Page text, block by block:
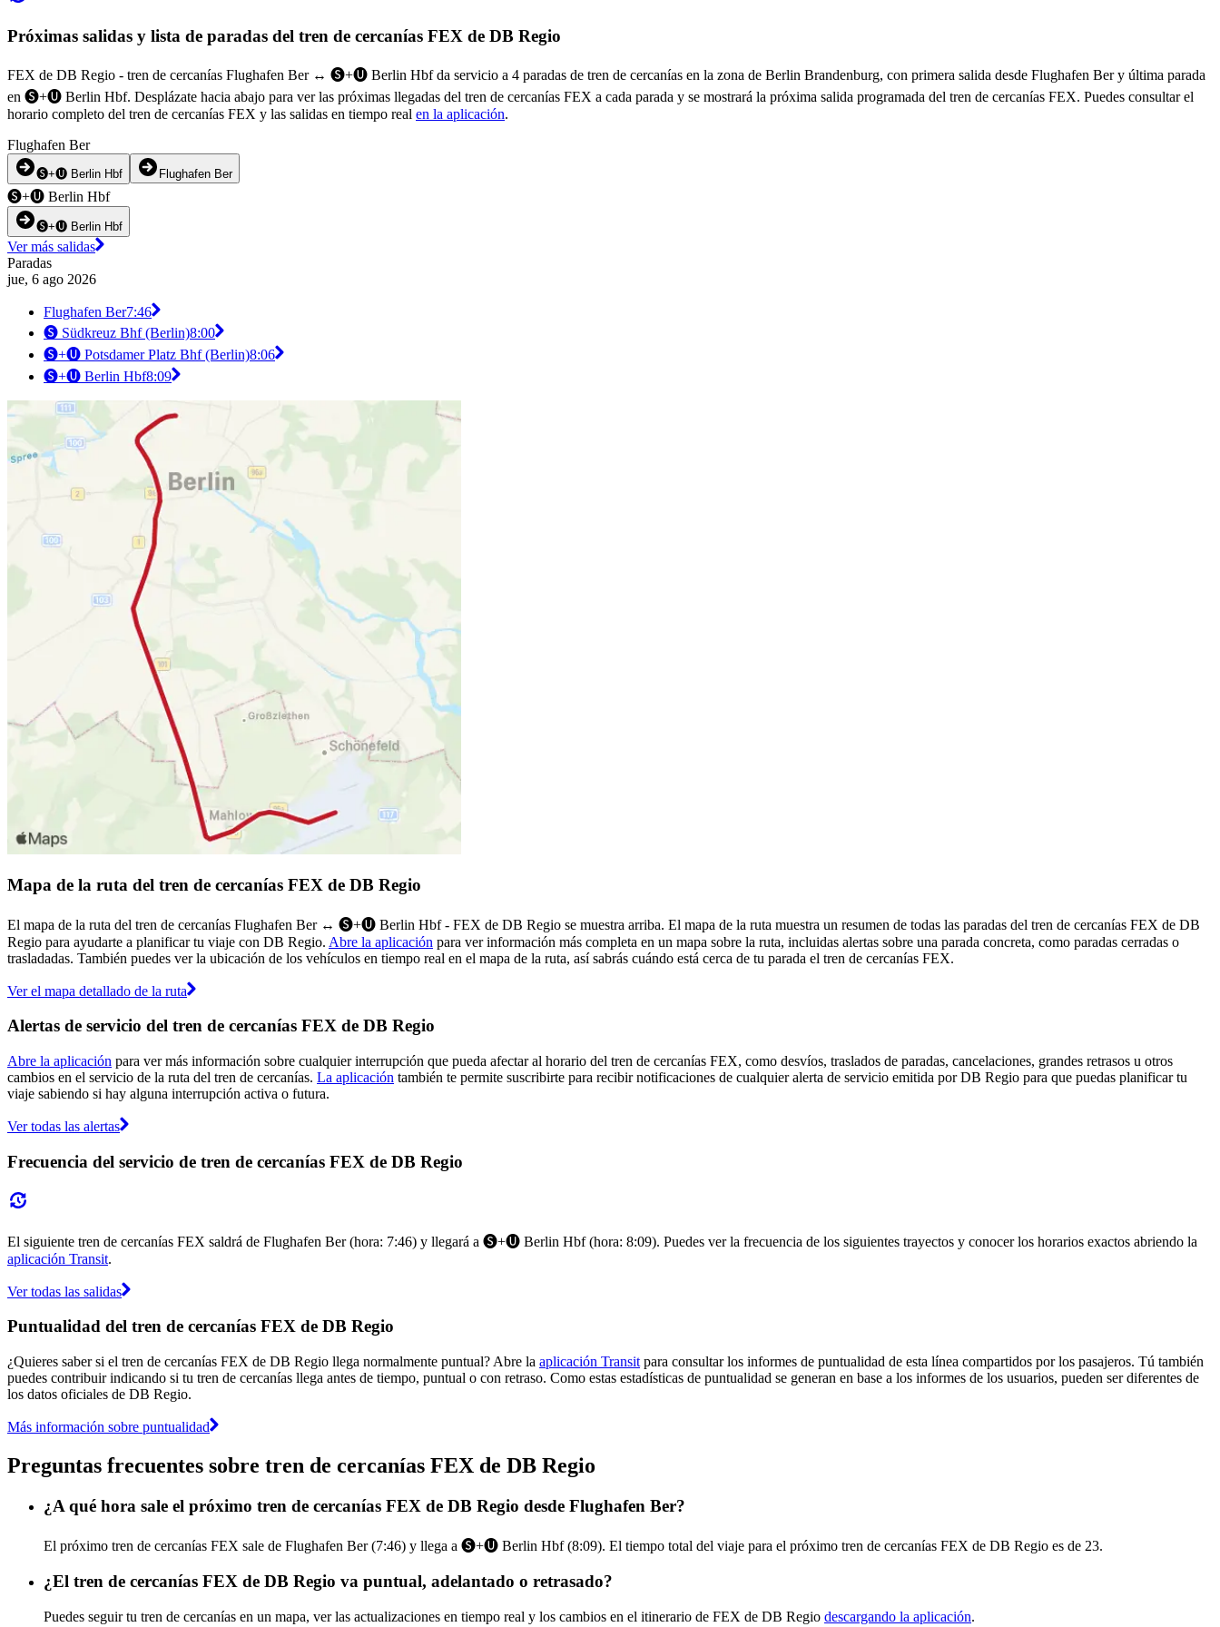
Próximas salidas y lista de paradas del tren de cercanías FEX de DB Regio
FEX de DB Regio - tren de cercanías Flughafen Ber ↔︎ 🅢+🅤 Berlin Hbf da servicio a 4 paradas de tren de cercanías en la zona de Berlin Brandenburg, con primera salida desde Flughafen Ber y última parada
en 🅢+🅤 Berlin Hbf. Desplázate hacia abajo para ver las próximas llegadas del tren de cercanías FEX a cada parada y se mostrará la próxima salida programada del tren de cercanías FEX. Puedes consultar el
horario completo del tren de cercanías FEX y las salidas en tiempo real en la aplicación.
Flughafen Ber
🅢+🅤 Berlin Hbf Flughafen Ber
🅢+🅤 Berlin Hbf
🅢+🅤 Berlin Hbf
Ver más salidas
Paradas
jue, 6 ago 2026
Flughafen Ber7:46
🅢 Südkreuz Bhf (Berlin)8:00
🅢+🅤 Potsdamer Platz Bhf (Berlin)8:06
🅢+🅤 Berlin Hbf8:09
Mapa de la ruta del tren de cercanías FEX de DB Regio
El mapa de la ruta del tren de cercanías Flughafen Ber ↔︎ 🅢+🅤 Berlin Hbf - FEX de DB Regio se muestra arriba. El mapa de la ruta muestra un resumen de todas las paradas del tren de cercanías FEX de DB
Regio para ayudarte a planificar tu viaje con DB Regio. Abre la aplicación para ver información más completa en un mapa sobre la ruta, incluidas alertas sobre una parada concreta, como paradas cerradas o
trasladadas. También puedes ver la ubicación de los vehículos en tiempo real en el mapa de la ruta, así sabrás cuándo está cerca de tu parada el tren de cercanías FEX.
Ver el mapa detallado de la ruta
Alertas de servicio del tren de cercanías FEX de DB Regio
Abre la aplicación para ver más información sobre cualquier interrupción que pueda afectar al horario del tren de cercanías FEX, como desvíos, traslados de paradas, cancelaciones, grandes retrasos u otros
cambios en el servicio de la ruta del tren de cercanías. La aplicación también te permite suscribirte para recibir notificaciones de cualquier alerta de servicio emitida por DB Regio para que puedas planificar tu
viaje sabiendo si hay alguna interrupción activa o futura.
Ver todas las alertas
Frecuencia del servicio de tren de cercanías FEX de DB Regio
El siguiente tren de cercanías FEX saldrá de Flughafen Ber (hora: 7:46) y llegará a 🅢+🅤 Berlin Hbf (hora: 8:09). Puedes ver la frecuencia de los siguientes trayectos y conocer los horarios exactos abriendo la
aplicación Transit.
Ver todas las salidas
Puntualidad del tren de cercanías FEX de DB Regio
¿Quieres saber si el tren de cercanías FEX de DB Regio llega normalmente puntual? Abre la aplicación Transit para consultar los informes de puntualidad de esta línea compartidos por los pasajeros. Tú también
puedes contribuir indicando si tu tren de cercanías llega antes de tiempo, puntual o con retraso. Como estas estadísticas de puntualidad se generan en base a los informes de los usuarios, pueden ser diferentes de
los datos oficiales de DB Regio.
Más información sobre puntualidad
Preguntas frecuentes sobre tren de cercanías FEX de DB Regio
¿A qué hora sale el próximo tren de cercanías FEX de DB Regio desde Flughafen Ber?
El próximo tren de cercanías FEX sale de Flughafen Ber (7:46) y llega a 🅢+🅤 Berlin Hbf (8:09). El tiempo total del viaje para el próximo tren de cercanías FEX de DB Regio es de 23.
¿El tren de cercanías FEX de DB Regio va puntual, adelantado o retrasado?
Puedes seguir tu tren de cercanías en un mapa, ver las actualizaciones en tiempo real y los cambios en el itinerario de FEX de DB Regio descargando la aplicación.